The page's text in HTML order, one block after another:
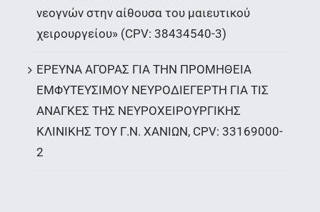
νεογνών στην αίθουσα του μαιευτικού
χειρουργείου» (CPV: 38434540-3)
ΕΡΕΥΝΑ ΑΓΟΡΑΣ ΓΙΑ ΤΗΝ ΠΡΟΜΗΘΕΙΑ
ΕΜΦΥΤΕΥΣΙΜΟΥ ΝΕΥΡΟΔΙΕΓΕΡΤΗ ΓΙΑ ΤΙΣ
ΑΝΑΓΚΕΣ ΤΗΣ ΝΕΥΡΟΧΕΙΡΟΥΡΓΙΚΗΣ
ΚΛΙΝΙΚΗΣ ΤΟΥ Γ.Ν. ΧΑΝΙΩΝ, CPV: 33169000-
2